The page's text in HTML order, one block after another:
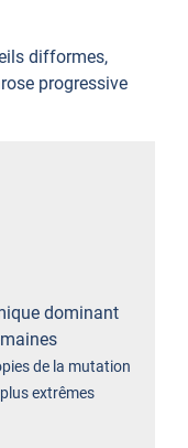
difformes,
progressive
dominant
de la mutation
extrêmes